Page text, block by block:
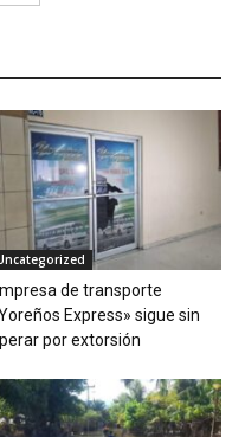
de transporte
Express» sigue sin
por extorsión